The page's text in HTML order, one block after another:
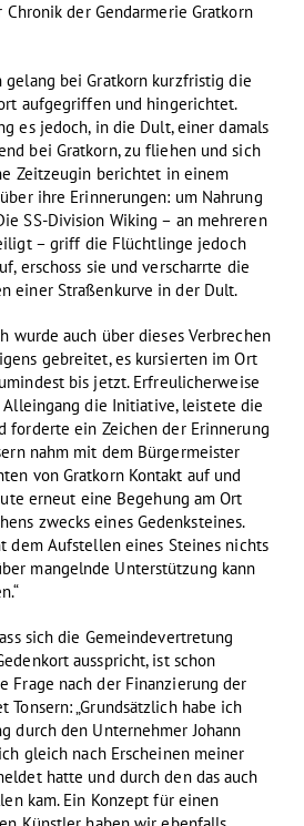
Chronik der Gendarmerie Gratkorn
gelang bei Gratkorn kurzfristig die
aufgegriffen und hingerichtet.
es jedoch, in die Dult, einer damals
bei Gratkorn, zu fliehen und sich
Zeitzeugin berichtet in einem
ihre Erinnerungen: um Nahrung
SS-Division Wiking – an mehreren
– griff die Flüchtlinge jedoch
erschoss sie und verscharrte die
einer Straßenkurve in der Dult.
wurde auch über dieses Verbrechen
gebreitet, es kursierten im Ort
bis jetzt. Erfreulicherweise
die Initiative, leistete die
forderte ein Zeichen der Erinnerung
nahm mit dem Bürgermeister
von Gratkorn Kontakt auf und
erneut eine Begehung am Ort
zwecks eines Gedenksteines.
dem Aufstellen eines Steines nichts
mangelnde Unterstützung kann
sich die Gemeindevertretung
ausspricht, ist schon
Frage nach der Finanzierung der
„Grundsätzlich habe ich
durch den Unternehmer Johann
gleich nach Erscheinen meiner
hatte und durch den das auch
kam. Ein Konzept für einen